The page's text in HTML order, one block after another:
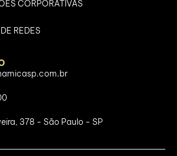
CORPORATIVAS
REDES
378 - São Paulo - SP